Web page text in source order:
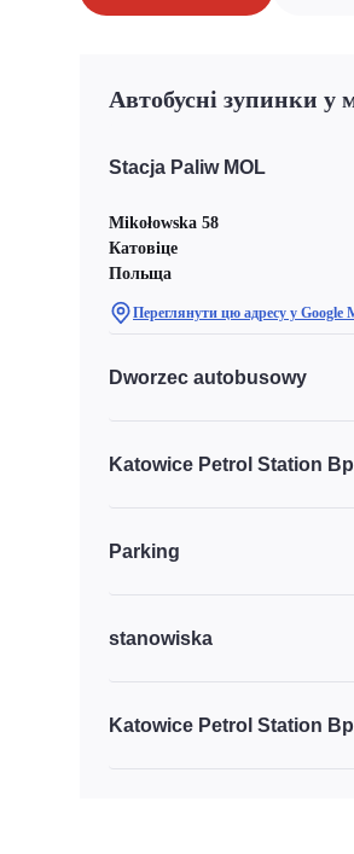
Автобусні зупинки у
Stacja Paliw MOL
Mikołowska 58
Катовіце
Польща
Переглянути цю адресу у Google
Dworzec autobusowy
Katowice Petrol Station Bp
Parking
stanowiska
Katowice Petrol Station Bp